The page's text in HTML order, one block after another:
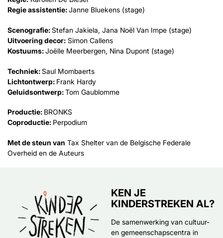
Regie assistentie:Janne Bluekens (stage)
Scenografie:Stefan Jakiela, Jana Noël Van Impe (stage)
Uitvoering decor: Simon Callens
Kostuums:Joëlle Meerbergen, Nina Dupont (stage)
Techniek:Saul Mombaerts
Lichtontwerp: Frank Hardy
Geluidsontwerp:Tom Gaublomme
Productie: BRONKS
Coproductie: Perpodium
Met de steun van Tax Shelter van de Belgische Federale
Overheid en de Auteurs
KEN JE
KINDERSTREKEN AL?
De samenwerking van cultuur-
en gemeenschapscentra in